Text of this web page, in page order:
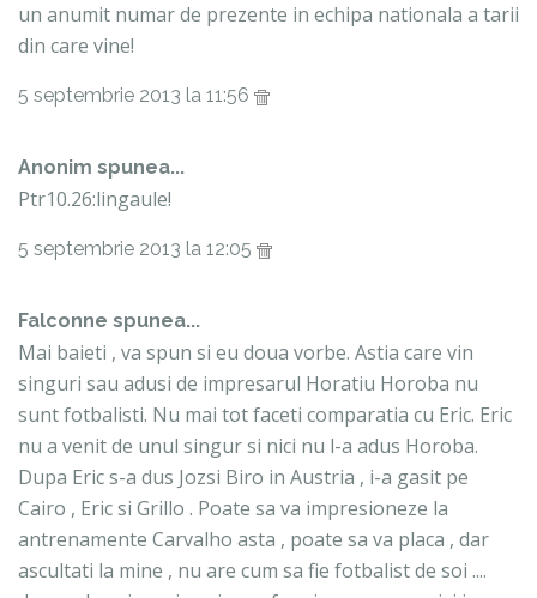
un anumit numar de prezente in echipa nationala a tarii
din care vine!
5 septembrie 2013 la 11:56
Anonim spunea...
Ptr10.26:lingaule!
5 septembrie 2013 la 12:05
Falconne spunea...
Mai baieti , va spun si eu doua vorbe. Astia care vin
singuri sau adusi de impresarul Horatiu Horoba nu
sunt fotbalisti. Nu mai tot faceti comparatia cu Eric. Eric
nu a venit de unul singur si nici nu l-a adus Horoba.
Dupa Eric s-a dus Jozsi Biro in Austria , i-a gasit pe
Cairo , Eric si Grillo . Poate sa va impresioneze la
antrenamente Carvalho asta , poate sa va placa , dar
ascultati la mine , nu are cum sa fie fotbalist de soi ....